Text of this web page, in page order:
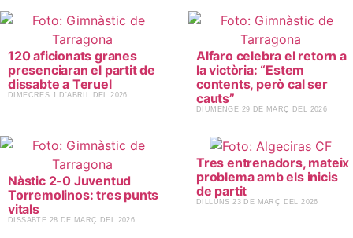
120 aficionats granes
presenciaran el partit de
dissabte a Teruel
​DIMECRES 1 D'ABRIL DEL 2026
Alfaro celebra el retorn a
la victòria: “Estem
contents, però cal ser
cauts”
​DIUMENGE 29 DE MARÇ DEL 2026
Nàstic 2-0 Juventud
Torremolinos: tres punts
vitals
​DISSABTE 28 DE MARÇ DEL 2026
Tres entrenadors, mateix
problema amb els inicis
de partit
​DILLUNS 23 DE MARÇ DEL 2026